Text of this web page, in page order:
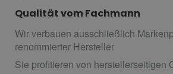
Qualität vom Fachmann
Wir verbauen ausschließlich
renommierter Hersteller
Sie profitieren von herstellerseitigen